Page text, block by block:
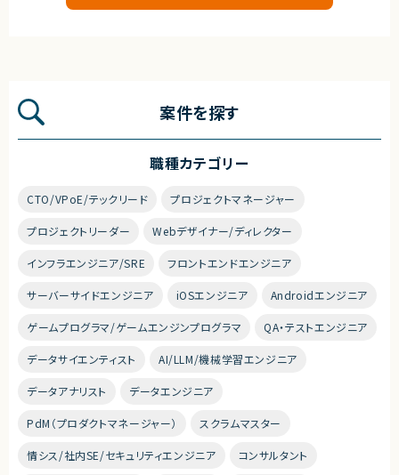
案件を探す
職種カテゴリー
CTO/VPoE/テックリード プロジェクトマネージャー
プロジェクトリーダー Webデザイナー/ディレクター
インフラエンジニア/SRE フロントエンドエンジニア
サーバーサイドエンジニア iOSエンジニア Androidエンジニア
ゲームプログラマ/ゲームエンジンプログラマ QA・テストエンジニア
データサイエンティスト AI/LLM/機械学習エンジニア
データアナリスト データエンジニア
PdM（プロダクトマネージャー） スクラムマスター
情シス/社内SE/セキュリティエンジニア コンサルタント